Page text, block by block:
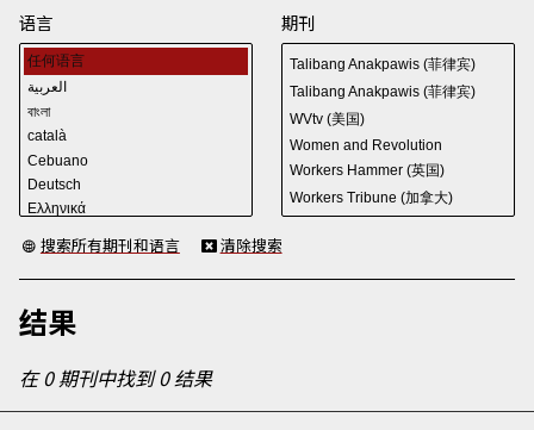
语言 期刊
搜索所有期刊和语言 清除搜索
结果
在 0 期刊中找到 0 结果